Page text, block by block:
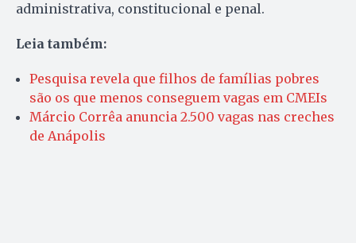
administrativa, constitucional e penal.
Leia também:
Pesquisa revela que filhos de famílias pobres
são os que menos conseguem vagas em CMEIs
Márcio Corrêa anuncia 2.500 vagas nas creches
de Anápolis